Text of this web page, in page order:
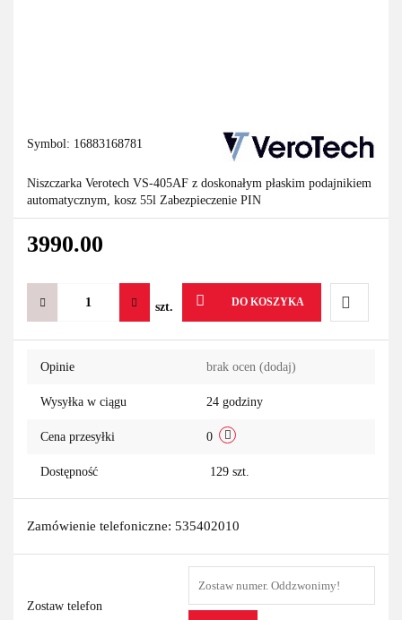
Symbol: 16883168781
Niszczarka Verotech VS-405AF z doskonałym płaskim podajnikiem
automatycznym, kosz 55l Zabezpieczenie PIN
3990.00
szt. DO KOSZYKA
Do
Opinie brak ocen (dodaj)
Wysyłka w ciągu 24 godziny
Cena przesyłki 0
Dostępność 129 szt.
Zamówienie telefoniczne: 535402010
Zostaw telefon